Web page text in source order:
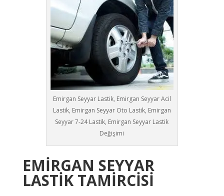
Emirgan Seyyar Lastik, Emirgan Seyyar Acil
Lastik, Emirgan Seyyar Oto Lastik, Emirgan
Seyyar 7-24 Lastik, Emirgan Seyyar Lastik
Değişimi
EMİRGAN SEYYAR
LASTİK TAMİRCİSİ